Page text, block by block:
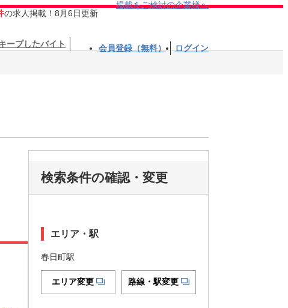
の求人掲載！8月6日更新
掲載をご検討の企業様へ
ープしたバイト 会員登録（無料） ログイン
検索条件の確認・変更
エリア・駅
春日町駅
エリア変更 路線・駅変更